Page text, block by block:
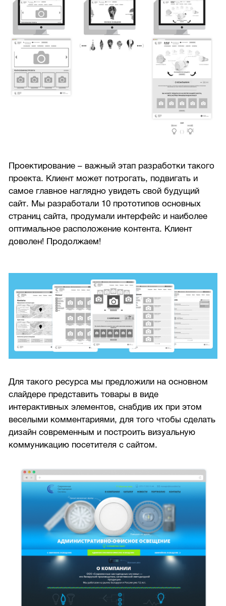
Проектирование – важный этап разработки такого
проекта. Клиент может потрогать, подвигать и
самое главное наглядно увидеть свой будущий
сайт. Мы разработали 10 прототипов основных
страниц сайта, продумали интерфейс и наиболее
оптимальное расположение контента. Клиент
доволен! Продолжаем!
Для такого ресурса мы предложили на основном
слайдере представить товары в виде
интерактивных элементов, снабдив их при этом
веселыми комментариями, для того чтобы сделать
дизайн современным и построить визуальную
коммуникацию посетителя с сайтом.